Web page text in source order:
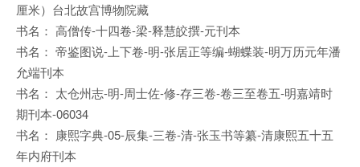
厘米）台北故宫博物院藏
书名： 高僧传-十四卷-梁-释慧皎撰-元刊本
书名： 帝鉴图说-上下卷-明-张居正等编-蝴蝶装-明万历元年潘
允端刊本
书名： 太仓州志-明-周士佐-修-存三卷-卷三至卷五-明嘉靖时
期刊本-06034
书名： 康熙字典-05-辰集-三卷-清-张玉书等纂-清康熙五十五
年内府刊本